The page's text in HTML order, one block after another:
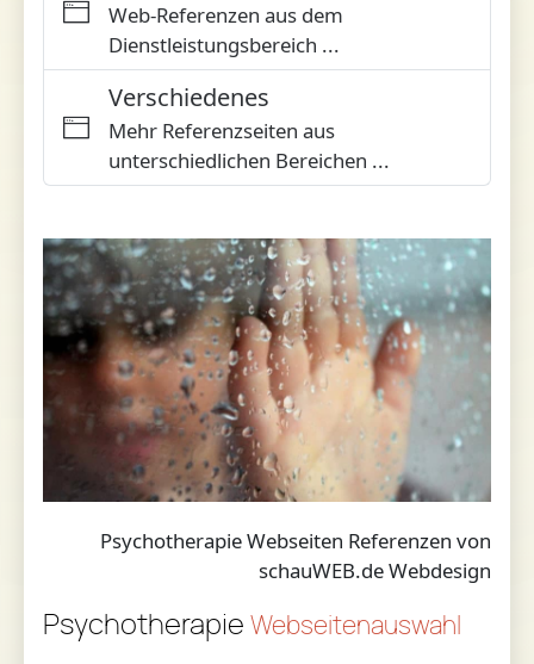
Web-Referenzen aus dem
Dienstleistungsbereich ...
Verschiedenes
Mehr Referenzseiten aus
unterschiedlichen Bereichen ...
Psychotherapie Webseiten Referenzen von
schauWEB.de Webdesign
Psychotherapie Webseitenauswahl